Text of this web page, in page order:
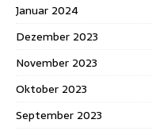
Januar 2024
Dezember 2023
November 2023
Oktober 2023
September 2023